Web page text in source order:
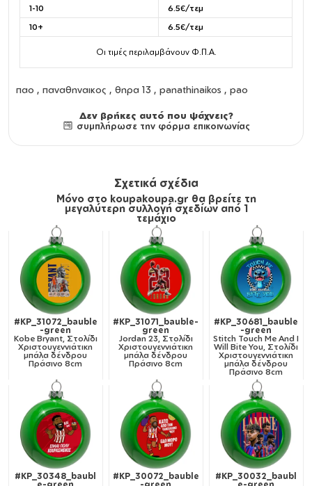
1-10
6.5€/τεμ
10+
6.5€/τεμ
Οι τιμές περιλαμβάνουν Φ.Π.Α.
παο , παναθηναικος , θηρα 13 , panathinaikos , pao
Δεν βρήκες αυτό που ψάχνεις?
συμπλήρωσε την φόρμα επικοινωνίας
Σχετικά σχέδια
Μόνο στο koupakoupa.gr θα βρείτε τη
μεγαλύτερη συλλογή σχεδίων από 1
τεμάχιο
#KP_31072_bauble
-green
Kobe Bryant, Στολίδι
Χριστουγεννιάτικη
μπάλα δένδρου
Πράσινο 8cm
#KP_31071_bauble-
green
Jordan 23, Στολίδι
Χριστουγεννιάτικη
μπάλα δένδρου
Πράσινο 8cm
#KP_30681_bauble
-green
Stitch Touch Me And I
Will Bite You, Στολίδι
Χριστουγεννιάτικη
μπάλα δένδρου
Πράσινο 8cm
#KP_30348_baubl
#KP_30072_bauble
#KP_30032_baubl